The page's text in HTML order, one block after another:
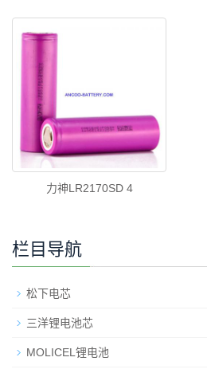
力神LR2170SD 4
栏目导航
松下电芯
三洋锂电池芯
MOLICEL锂电池